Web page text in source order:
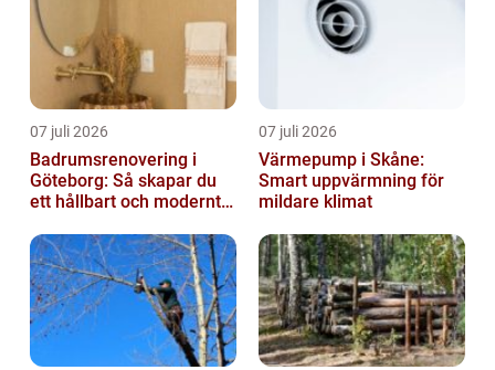
07 juli 2026
Badrumsrenovering i
Göteborg: Så skapar du
ett hållbart och modernt
07 juli 2026
Värmepump i Skåne:
Smart uppvärmning för
mildare klimat